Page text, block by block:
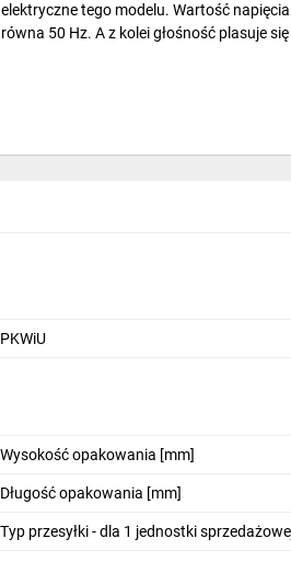
tego modelu. Wartość
50 Hz. A z kolei głośność plasuje
PKWiU
Wysokość opakowania [mm]
Długość opakowania [mm]
Typ przesyłki - dla 1 jednostki